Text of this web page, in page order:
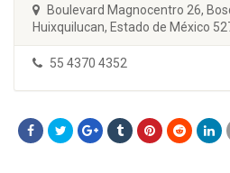
Boulevard Magnocentro 26,
Huixquilucan, Estado de México
55 4370 4352